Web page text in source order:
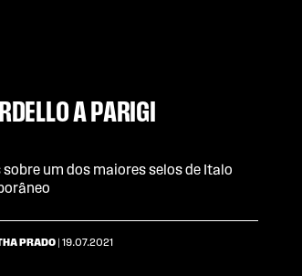
A PARIGI
um dos maiores selos de Italo
PRADO | 19.07.2021